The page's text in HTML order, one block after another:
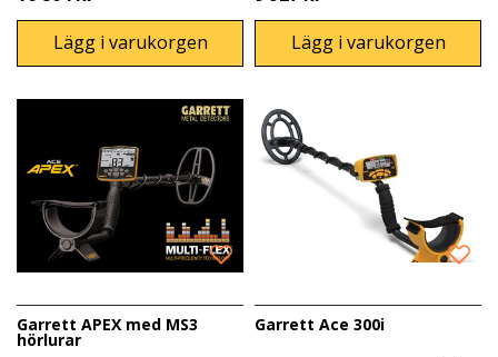
Lägg i varukorgen
Lägg i varukorgen
Garrett APEX med MS3
hörlurar
Garrett Ace 300i